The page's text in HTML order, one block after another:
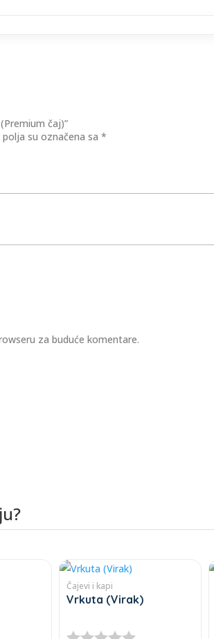
čaj)”
polja su označena sa*
za buduće komentare.
Čajevi i kapi
Vrkuta (Virak)